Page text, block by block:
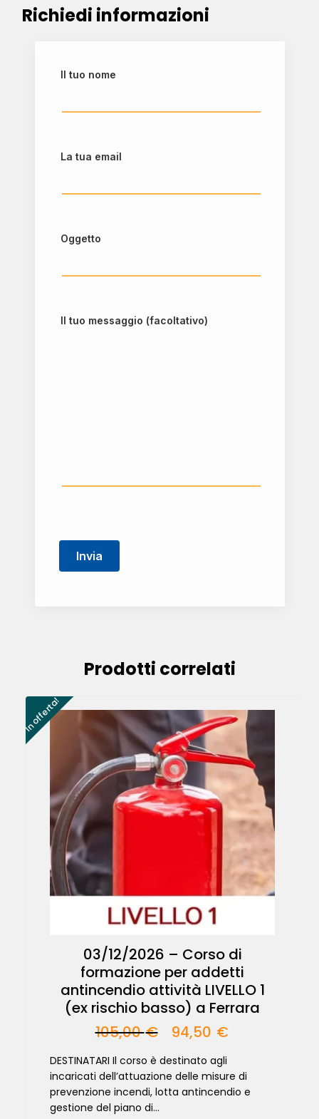
Richiedi informazioni
Il tuo nome
La tua email
Oggetto
Il tuo messaggio (facoltativo)
Prodotti correlati
In offerta!
03/12/2026 – Corso di
formazione per addetti
antincendio attività LIVELLO 1
(ex rischio basso) a Ferrara
105,00€ 94,50 €
DESTINATARI Il corso è destinato agli
incaricati dell’attuazione delle misure di
prevenzione incendi, lotta antincendio e
gestione del piano di...